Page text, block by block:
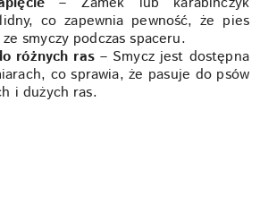
co zapewnia pewność, że pies
smyczy podczas spaceru.
różnych ras – Smycz jest dostępna
co sprawia, że pasuje do psów
i dużych ras.